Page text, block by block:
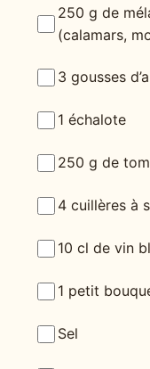
250 g de
(calamars,
3 gousses
1 échalote
250 g de
4 cuillères à
10 cl de vin
1 petit
Sel